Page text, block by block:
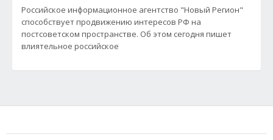
Российское информационное агентство "Новый Регион"
способствует продвижению интересов РФ на
постсоветском пространстве. Об этом сегодня пишет
влиятельное российское